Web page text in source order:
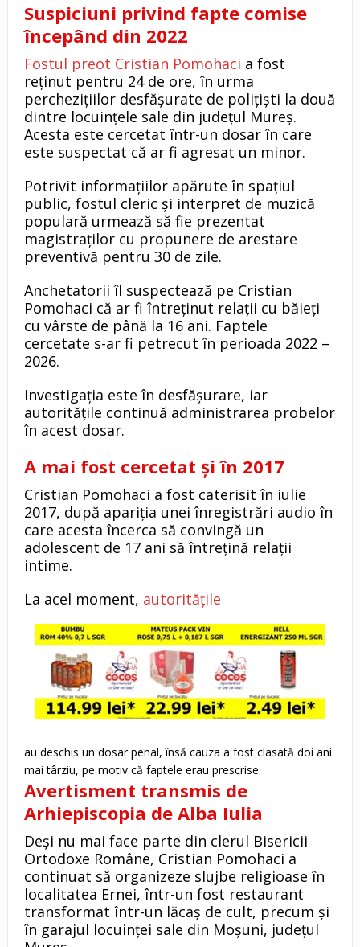
Suspiciuni privind fapte comise
începând din 2022
Fostul preot Cristian Pomohaci a fost
reținut pentru 24 de ore, în urma
perchezițiilor desfășurate de polițiști la două
dintre locuințele sale din județul Mureș.
Acesta este cercetat într-un dosar în care
este suspectat că ar fi agresat un minor.
Potrivit informațiilor apărute în spațiul
public, fostul cleric și interpret de muzică
populară urmează să fie prezentat
magistraților cu propunere de arestare
preventivă pentru 30 de zile.
Anchetatorii îl suspectează pe Cristian
Pomohaci că ar fi întreținut relații cu băieți
cu vârste de până la 16 ani. Faptele
cercetate s-ar fi petrecut în perioada 2022 –
2026.
Investigația este în desfășurare, iar
autoritățile continuă administrarea probelor
în acest dosar.
A mai fost cercetat și în 2017
Cristian Pomohaci a fost caterisit în iulie
2017, după apariția unei înregistrări audio în
care acesta încerca să convingă un
adolescent de 17 ani să întrețină relații
intime.
La acel moment, autoritățile
au deschis un dosar penal, însă cauza a fost clasată doi ani
mai târziu, pe motiv că faptele erau prescrise.
Avertisment transmis de
Arhiepiscopia de Alba Iulia
Deși nu mai face parte din clerul Bisericii
Ortodoxe Române, Cristian Pomohaci a
continuat să organizeze slujbe religioase în
localitatea Ernei, într-un fost restaurant
transformat într-un lăcaș de cult, precum și
în garajul locuinței sale din Moșuni, județul